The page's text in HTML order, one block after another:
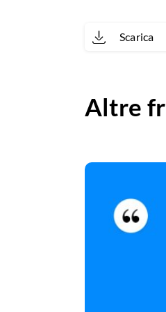
Scarica
Altre